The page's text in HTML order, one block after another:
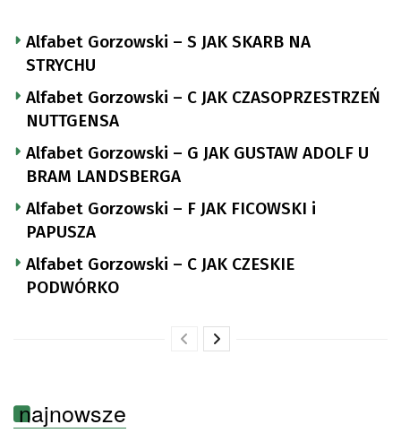
Alfabet Gorzowski – S JAK SKARB NA
STRYCHU
Alfabet Gorzowski – C JAK CZASOPRZESTRZEŃ
NUTTGENSA
Alfabet Gorzowski – G JAK GUSTAW ADOLF U
BRAM LANDSBERGA
Alfabet Gorzowski – F JAK FICOWSKI i
PAPUSZA
Alfabet Gorzowski – C JAK CZESKIE
PODWÓRKO
najnowsze